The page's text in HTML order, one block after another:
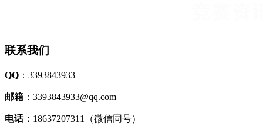
联系我们
QQ ：3393843933
邮箱 ：3393843933@qq.com
电话： 18637207311（微信同号）